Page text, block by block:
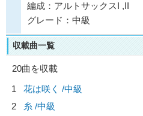
編成：アルトサックスI ,II
グレード：中級
収載曲一覧
20曲を収載
1
花は咲く /中級
2
糸 /中級